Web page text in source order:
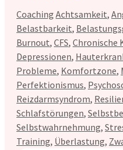
Kategorien
Coaching Schlagwörter
Achtsamkeit,
Belastbarkeit,
Burnout, CFS, Chronische
Depressionen,
Probleme, Komfortzone,
Perfektionismus,
Reizdarmsyndrom,
Schlafstörungen,
Selbstwahrnehmung,
Training, Überlastung,